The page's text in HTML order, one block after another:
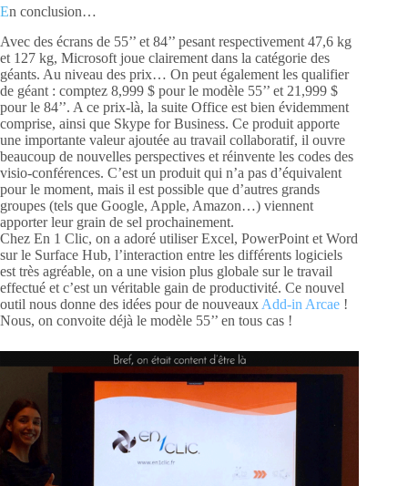
En conclusion…
Avec des écrans de 55’’ et 84’’ pesant respectivement 47,6 kg
et 127 kg, Microsoft joue clairement dans la catégorie des
géants. Au niveau des prix… On peut également les qualifier
de géant : comptez 8,999 $ pour le modèle 55’’ et 21,999 $
pour le 84’’. A ce prix-là, la suite Office est bien évidemment
comprise, ainsi que Skype for Business. Ce produit apporte
une importante valeur ajoutée au travail collaboratif, il ouvre
beaucoup de nouvelles perspectives et réinvente les codes des
visio-conférences. C’est un produit qui n’a pas d’équivalent
pour le moment, mais il est possible que d’autres grands
groupes (tels que Google, Apple, Amazon…) viennent
apporter leur grain de sel prochainement.
Chez En 1 Clic, on a adoré utiliser Excel, PowerPoint et Word
sur le Surface Hub, l’interaction entre les différents logiciels
est très agréable, on a une vision plus globale sur le travail
effectué et c’est un véritable gain de productivité. Ce nouvel
outil nous donne des idées pour de nouveaux Add-in Arcae !
Nous, on convoite déjà le modèle 55’’ en tous cas !